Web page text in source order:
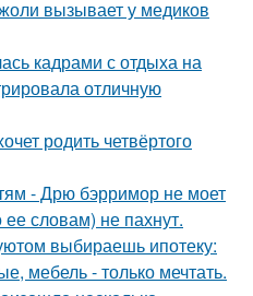
вызывает у медиков
кадрами с отдыха на
отличную
родить четвёртого
- Дрю бэрримор не моет
словам) не пахнут.
выбираешь ипотеку:
мебель - только мечтать.